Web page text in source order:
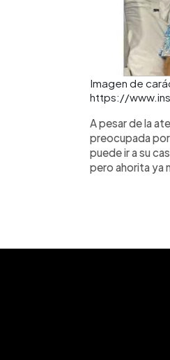
Imagen de
https://
A pesar de la
preocupada
puede ir a su
pero ahorita ya